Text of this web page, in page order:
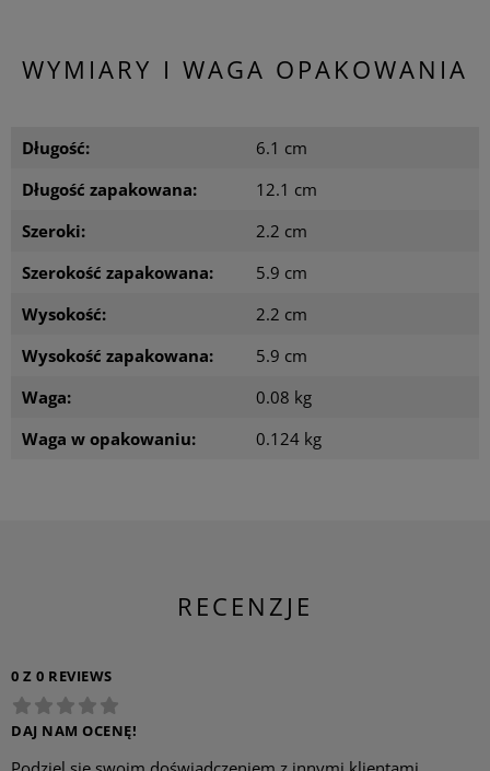
WYMIARY I WAGA OPAKOWANIA
Długość:
6.1 cm
Długość zapakowana:
12.1 cm
Szeroki:
2.2 cm
Szerokość zapakowana:
5.9 cm
Wysokość:
2.2 cm
Wysokość zapakowana:
5.9 cm
Waga:
0.08 kg
Waga w opakowaniu:
0.124 kg
RECENZJE
0 Z 0 REVIEWS
DAJ NAM OCENĘ!